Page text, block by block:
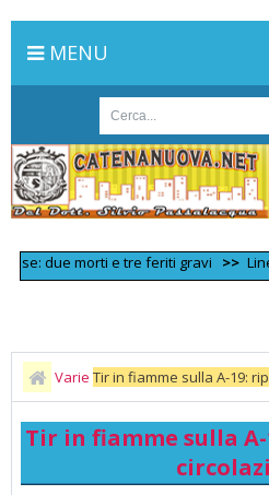
MENU
morti e tre feriti gravi >> Linea
Varie Tir in fiamme sulla A-19:
Tir in fiamme sulla